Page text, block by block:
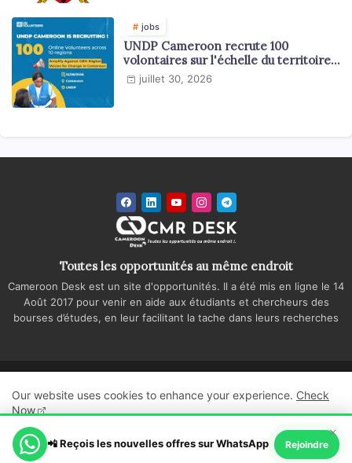
jobs
UNDP Cameroon recrute 100
volontaires sur l'échelle du territoire
national
juillet 30, 2026
Toutes les opportunités au même endroit
Cameroon Desk est un site d'opportunités. Il a été mis en ligne le 14
Août 2017 pour venir en aide aux étudiants et chercheurs des
bourses d’études, en leur facilitant la tache dans leurs recherches
Cameroon Desk
Politique de confidentialité
Regie publicitaire
Our website uses cookies to enhance your experience. Check
Now
Ok, Go it!
×
📲 Reçois les nouvelles offres sur WhatsApp Rejoindre